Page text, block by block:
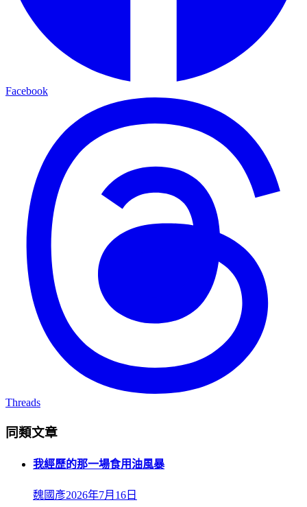
Facebook
Threads
同類文章
我經歷的那一場食用油風暴
魏國彥2026年7月16日